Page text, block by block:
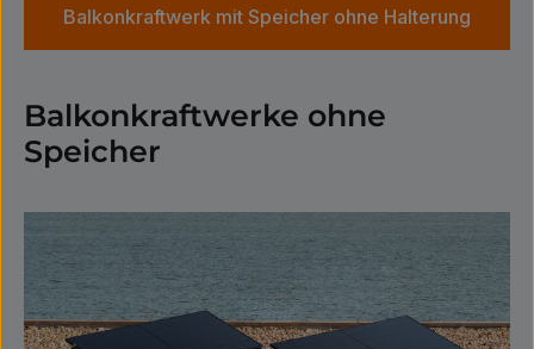
Balkonkraftwerk mit Speicher ohne Halterung
Balkonkraftwerke ohne
Speicher
Kategoriegalerie überspringen